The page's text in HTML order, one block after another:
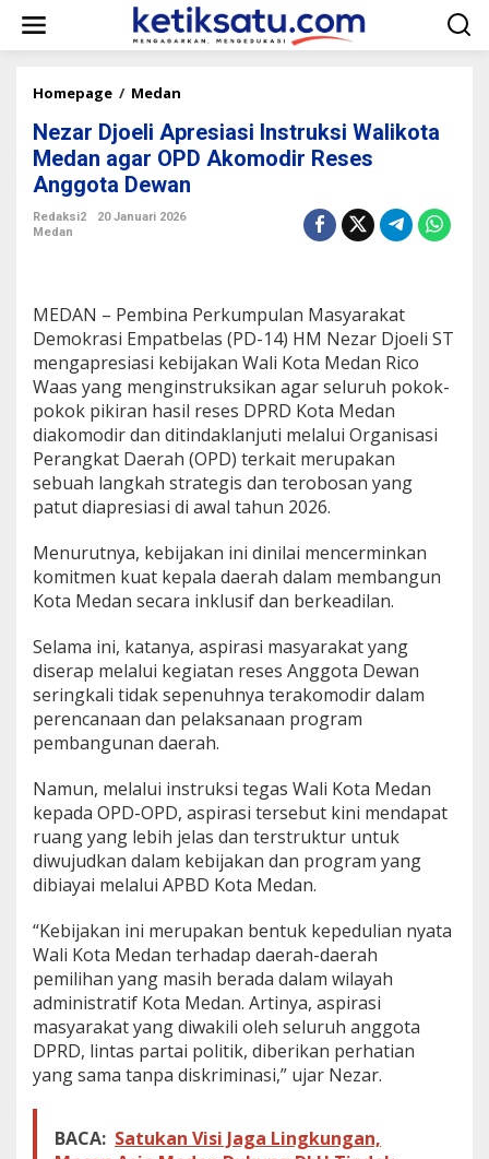
w
Homepage / Medan
z
a
D
j
A
p
r
e
s
i
a
s
i
I
n
t
r
u
k
i
W
a
l
i
k
t
a
M
e
d
a
g
a
r
O
P
D
A
k
o
d
Nezar Djoeli Apresiasi Instruksi Walikota
Medan agar OPD Akomodir Reses
Anggota Dewan
Redaksi2
20 Januari 2026
Medan
​MEDAN – Pembina Perkumpulan Masyarakat
Demokrasi Empatbelas (PD-14) HM Nezar Djoeli ST
mengapresiasi kebijakan Wali Kota Medan Rico
Waas yang menginstruksikan agar seluruh pokok-
pokok pikiran hasil reses DPRD Kota Medan
diakomodir dan ditindaklanjuti melalui Organisasi
Perangkat Daerah (OPD) terkait merupakan
sebuah langkah strategis dan terobosan yang
patut diapresiasi di awal tahun 2026.
Menurutnya, kebijakan ini dinilai mencerminkan
komitmen kuat kepala daerah dalam membangun
Kota Medan secara inklusif dan berkeadilan.
Selama ini, katanya, aspirasi masyarakat yang
diserap melalui kegiatan reses Anggota Dewan
seringkali tidak sepenuhnya terakomodir dalam
perencanaan dan pelaksanaan program
pembangunan daerah.
Namun, melalui instruksi tegas Wali Kota Medan
kepada OPD-OPD, aspirasi tersebut kini mendapat
ruang yang lebih jelas dan terstruktur untuk
diwujudkan dalam kebijakan dan program yang
dibiayai melalui APBD Kota Medan.
“Kebijakan ini merupakan bentuk kepedulian nyata
Wali Kota Medan terhadap daerah-daerah
pemilihan yang masih berada dalam wilayah
administratif Kota Medan. Artinya, aspirasi
masyarakat yang diwakili oleh seluruh anggota
DPRD, lintas partai politik, diberikan perhatian
yang sama tanpa diskriminasi,” ujar Nezar.
BACA: Satukan Visi Jaga Lingkungan,